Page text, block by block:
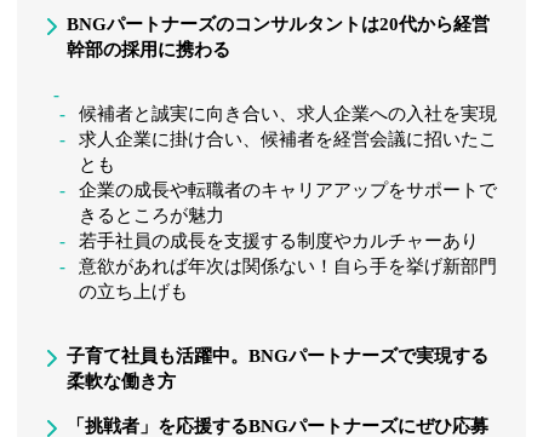
BNGパートナーズのコンサルタントは20代から経営
幹部の採用に携わる
候補者と誠実に向き合い、求人企業への入社を実現
求人企業に掛け合い、候補者を経営会議に招いたこ
とも
企業の成長や転職者のキャリアアップをサポートで
きるところが魅力
若手社員の成長を支援する制度やカルチャーあり
意欲があれば年次は関係ない！自ら手を挙げ新部門
の立ち上げも
子育て社員も活躍中。BNGパートナーズで実現する
柔軟な働き方
「挑戦者」を応援するBNGパートナーズにぜひ応募